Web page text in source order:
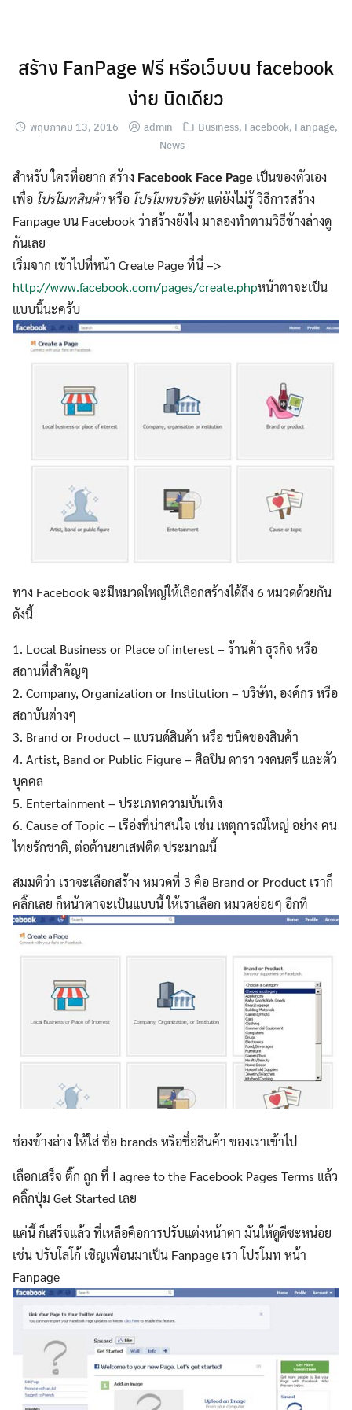
สร้าง FanPage ฟรี หรือเว็บบน facebook
ง่าย นิดเดียว
พฤษภาคม 13, 2016 admin Business, Facebook, Fanpage,
News
สำหรับ ใครที่อยาก สร้าง Facebook Face Page เป็นของตัวเอง
เพื่อ โปรโมทสินค้าหรือ โปรโมทบริษัทแต่ยังไม่รู้ วิธีการสร้าง
Fanpage บน Facebook ว่าสร้างยังไง มาลองทำตามวิธีข้างล่างดู
กันเลย
เริ่มจาก เข้าไปที่หน้า Create Page ที่นี่ –>
http://www.facebook.com/pages/create.phpหน้าตาจะเป็น
แบบนี้นะครับ
ทาง Facebook จะมีหมวดใหญ่ให้เลือกสร้างได้ถึง 6 หมวดด้วยกัน
ดังนี้
1. Local Business or Place of interest – ร้านค้า ธุรกิจ หรือ
สถานที่สำคัญๆ
2. Company, Organization or Institution – บริษัท, องค์กร หรือ
สถาบันต่างๆ
3. Brand or Product – แบรนด์สินค้า หรือ ชนิดของสินค้า
4. Artist, Band or Public Figure – ศิลปิน ดารา วงดนตรี และตัว
บุคคล
5. Entertainment – ประเภทความบันเทิง
6. Cause of Topic – เรือ่งที่น่าสนใจ เช่น เหตุการณ์ใหญ่ อย่าง คน
ไทยรักชาติ, ต่อต้านยาเสฟติด ประมาณนี้
สมมติว่า เราจะเลือกสร้าง หมวดที่ 3 คือ Brand or Product เราก็
คลิ๊กเลย ก็หน้าตาจะเป้นแบบนี้ ให้เราเลือก หมวดย่อยๆ อีกที
ช่องข้างล่าง ให้ใส่ ชื่อ brands หรือชื่อสินค้า ของเราเข้าไป
เลือกเสร็จ ติ๊ก ถูก ที่ I agree to the Facebook Pages Terms แล้ว
คลิ๊กปุ่ม Get Started เลย
แค่นี้ ก็เสร็จแล้ว ที่เหลือคือการปรับแต่งหน้าตา มันให้ดูดีซะหน่อย
เช่น ปรับโลโก้ เชิญเพื่อนมาเป็น Fanpage เรา โปรโมท หน้า
Fanpage